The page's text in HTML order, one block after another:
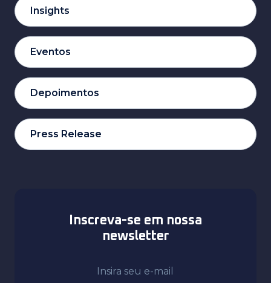
Insights
Eventos
Depoimentos
Press Release
Inscreva-se em nossa
newsletter